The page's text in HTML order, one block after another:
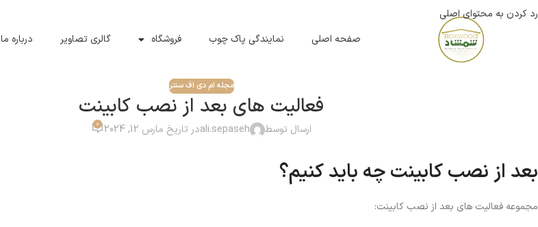
رد کردن به محتوای اصلی
صفحه اصلی
نمایندگی پاک چوب فروشگاه گالری تصاویر درباره ما
مجله ام دی اف سنتر
فعالیت های بعد از نصب کابینت
ارسال توسط ali.sepasehدر تاریخ مارس 12, 2024 0
بعد از نصب کابینت چه باید کنیم؟
مجموعه فعالیت های بعد از نصب کابینت: